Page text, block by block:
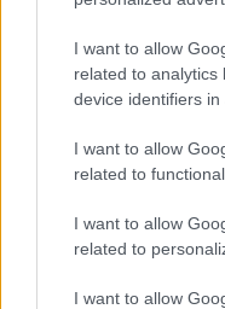
I want to allow
related to analytics
device identifiers in
I want to allow
related to
I want to allow
related to
I want to allow